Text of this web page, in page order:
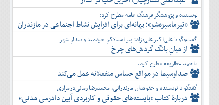
آذر
دی
بهمن
اسفند
نویسنده و پژوهشگر فرهنگ عامه مطرح کرد:
«تیرماسیزه‌شو»؛ بهانه‌ای برای افزایش نشاط اجتماعی در مازندران
گفت‌وگو با علی‌اکبر علی‌نژاد؛ پیر استادکارِ خردمند و بیدارِ شهر
از میانِ بانگ گردش‌های چرخ
«احمد عطاریه» مطرح کرد:
صداوسیما در مواقع حساس منفعلانه عمل می‌کند
گفتگو با نویسنده و حقوقدان مازندرانی، محمدرضا زمانی‌درمزاری
دربارۀ کتاب ”بایسته‌های حقوقی و کاربردی آیین دادرسی مدنی»